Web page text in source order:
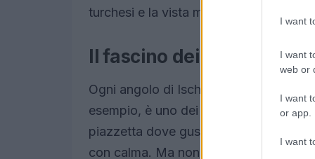
I want
I want
web or
I want
or app.
I want
turchesi e la vista mozzafiato? Un
Il fascino dei borghi e
Ogni angolo di Ischia ha una sua
esempio, è uno dei luoghi più chic
piazzetta dove gustare un buon
con calma. Ma non dimentichiamo le